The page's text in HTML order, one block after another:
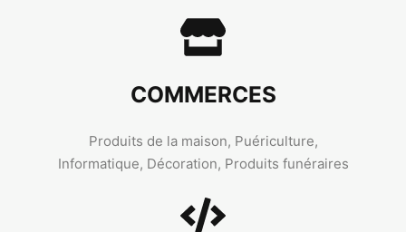
COMMERCES
Produits de la maison, Puériculture,
Informatique, Décoration, Produits funéraires